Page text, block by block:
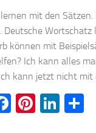
mit den Sätzen.
Deutsche Wortschatz
können mit
Ich kann alles
kann jetzt nicht mit
Facebook